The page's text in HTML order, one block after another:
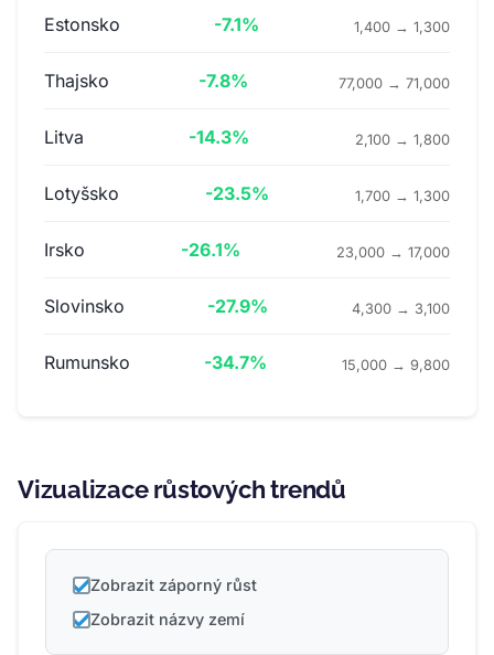
Estonsko -7.1% 1,400 → 1,300
Thajsko -7.8% 77,000 → 71,000
Litva -14.3% 2,100 → 1,800
Lotyšsko -23.5% 1,700 → 1,300
Irsko -26.1% 23,000 → 17,000
Slovinsko -27.9% 4,300 → 3,100
Rumunsko -34.7% 15,000 → 9,800
Vizualizace růstových trendů
Zobrazit záporný růst
Zobrazit názvy zemí